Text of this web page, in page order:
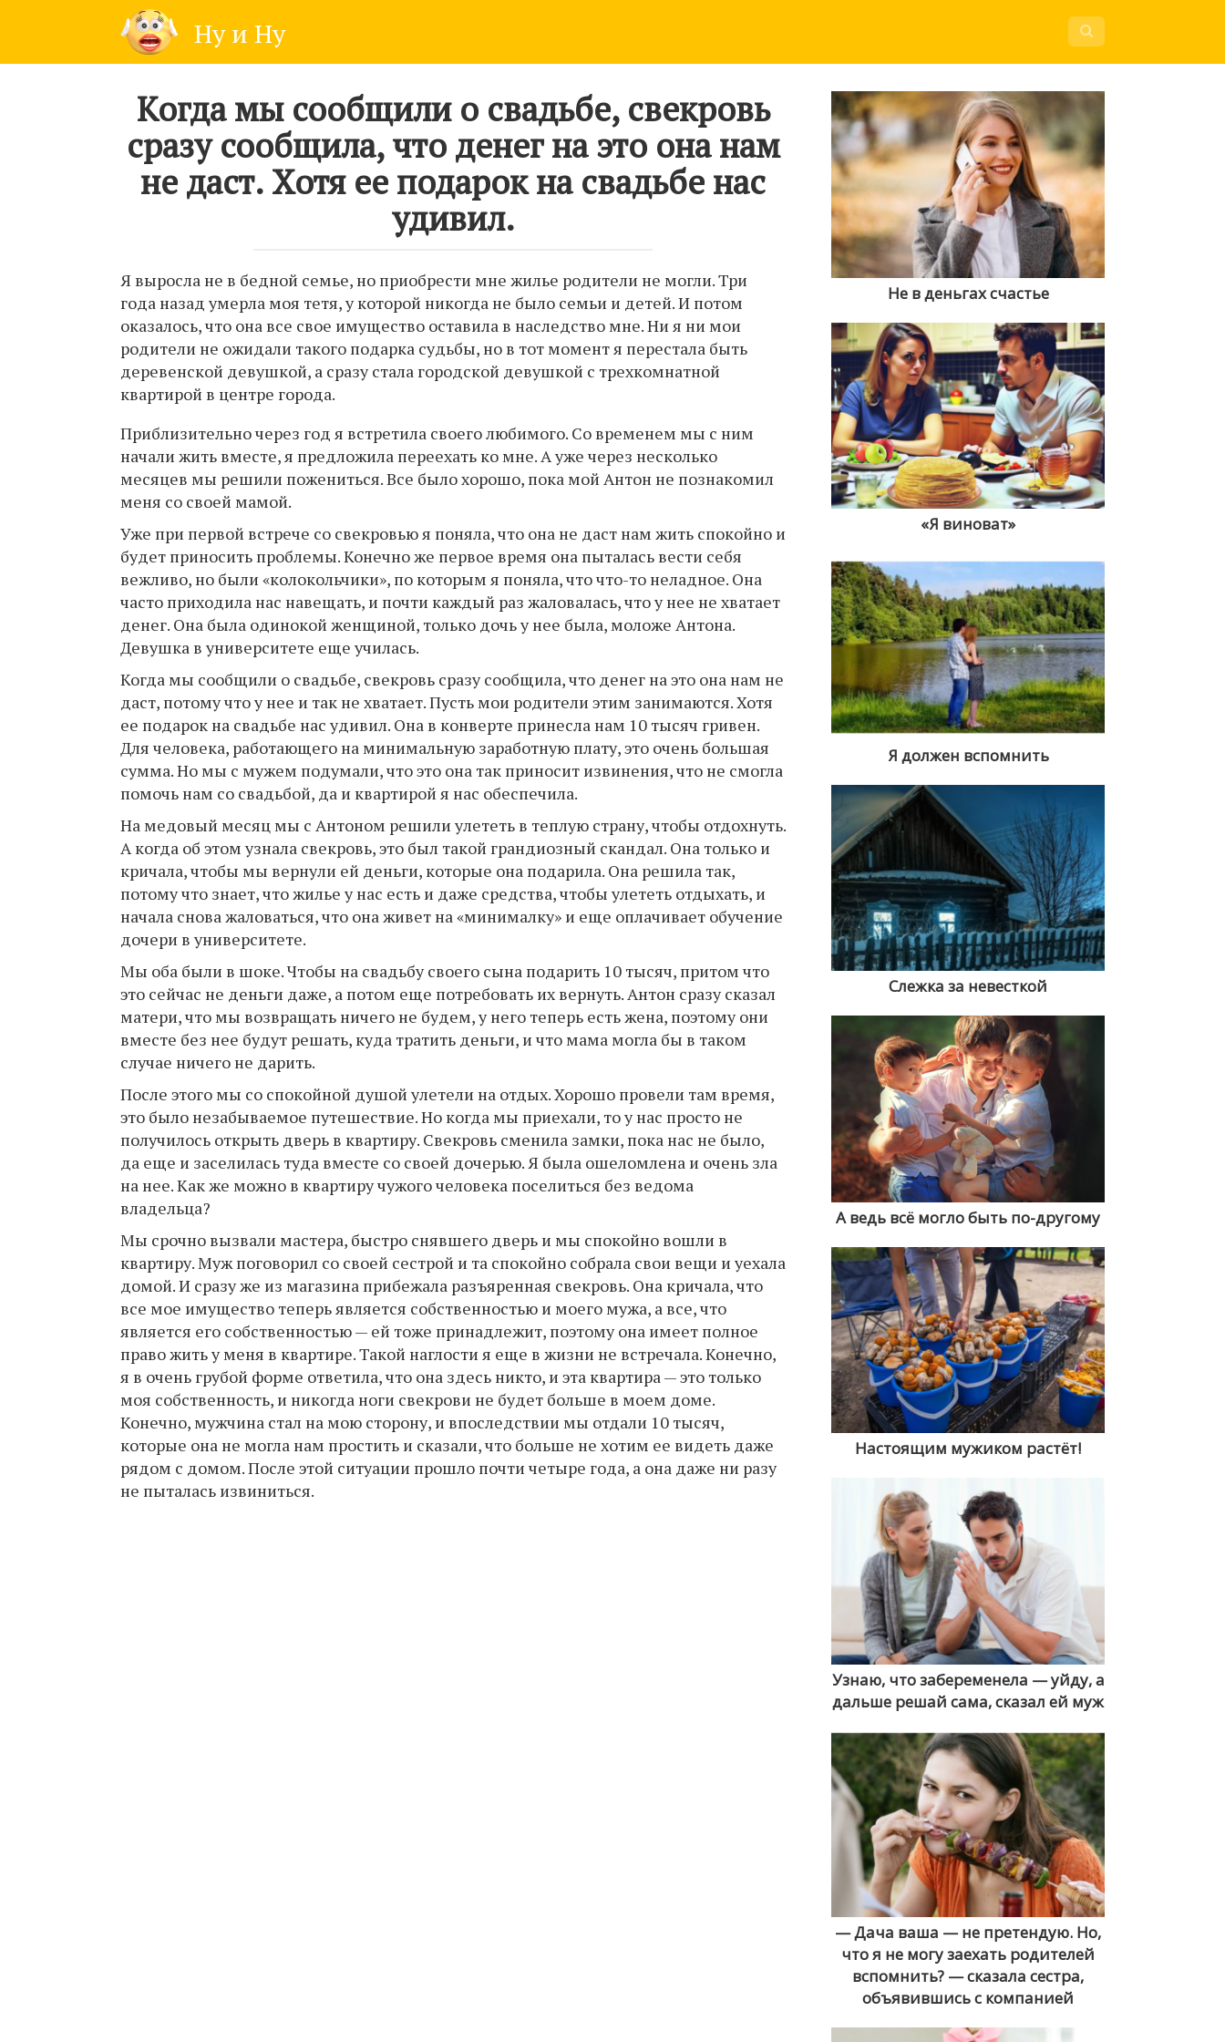
Ну и Ну
Когда мы сообщили о свадьбе, свекровь
сразу сообщила, что денег на это она нам
не даст. Хотя ее подарок на свадьбе нас
удивил.
Я выросла не в бедной семье, но приобрести мне жилье родители не могли. Три
года назад умерла моя тетя, у которой никогда не было семьи и детей. И потом
оказалось, что она все свое имущество оставила в наследство мне. Ни я ни мои
родители не ожидали такого подарка судьбы, но в тот момент я перестала быть
деревенской девушкой, а сразу стала городской девушкой с трехкомнатной
квартирой в центре города.
Приблизительно через год я встретила своего любимого. Со временем мы с ним
начали жить вместе, я предложила переехать ко мне. А уже через несколько
месяцев мы решили пожениться. Все было хорошо, пока мой Антон не познакомил
меня со своей мамой.
Уже при первой встрече со свекровью я поняла, что она не даст нам жить спокойно и
будет приносить проблемы. Конечно же первое время она пыталась вести себя
вежливо, но были «колокольчики», по которым я поняла, что что-то неладное. Она
часто приходила нас навещать, и почти каждый раз жаловалась, что у нее не хватает
денег. Она была одинокой женщиной, только дочь у нее была, моложе Антона.
Девушка в университете еще училась.
Когда мы сообщили о свадьбе, свекровь сразу сообщила, что денег на это она нам не
даст, потому что у нее и так не хватает. Пусть мои родители этим занимаются. Хотя
ее подарок на свадьбе нас удивил. Она в конверте принесла нам 10 тысяч гривен.
Для человека, работающего на минимальную заработную плату, это очень большая
сумма. Но мы с мужем подумали, что это она так приносит извинения, что не смогла
помочь нам со свадьбой, да и квартирой я нас обеспечила.
На медовый месяц мы с Антоном решили улететь в теплую страну, чтобы отдохнуть.
А когда об этом узнала свекровь, это был такой грандиозный скандал. Она только и
кричала, чтобы мы вернули ей деньги, которые она подарила. Она решила так,
потому что знает, что жилье у нас есть и даже средства, чтобы улететь отдыхать, и
начала снова жаловаться, что она живет на «минималку» и еще оплачивает обучение
дочери в университете.
Мы оба были в шоке. Чтобы на свадьбу своего сына подарить 10 тысяч, притом что
это сейчас не деньги даже, а потом еще потребовать их вернуть. Антон сразу сказал
матери, что мы возвращать ничего не будем, у него теперь есть жена, поэтому они
вместе без нее будут решать, куда тратить деньги, и что мама могла бы в таком
случае ничего не дарить.
После этого мы со спокойной душой улетели на отдых. Хорошо провели там время,
это было незабываемое путешествие. Но когда мы приехали, то у нас просто не
получилось открыть дверь в квартиру. Свекровь сменила замки, пока нас не было,
да еще и заселилась туда вместе со своей дочерью. Я была ошеломлена и очень зла
на нее. Как же можно в квартиру чужого человека поселиться без ведома
владельца?
Мы срочно вызвали мастера, быстро снявшего дверь и мы спокойно вошли в
квартиру. Муж поговорил со своей сестрой и та спокойно собрала свои вещи и уехала
домой. И сразу же из магазина прибежала разъяренная свекровь. Она кричала, что
все мое имущество теперь является собственностью и моего мужа, а все, что
является его собственностью — ей тоже принадлежит, поэтому она имеет полное
право жить у меня в квартире. Такой наглости я еще в жизни не встречала. Конечно,
я в очень грубой форме ответила, что она здесь никто, и эта квартира — это только
моя собственность, и никогда ноги свекрови не будет больше в моем доме.
Конечно, мужчина стал на мою сторону, и впоследствии мы отдали 10 тысяч,
которые она не могла нам простить и сказали, что больше не хотим ее видеть даже
рядом с домом. После этой ситуации прошло почти четыре года, а она даже ни разу
не пыталась извиниться.
Не в деньгах счастье
«Я виноват»
Я должен вспомнить
Слежка за невесткой
А ведь всё могло быть по-другому
Настоящим мужиком растёт!
Узнаю, что забеременела — уйду, а
дальше решай сама, сказал ей муж
— Дача ваша — не претендую. Но,
что я не могу заехать родителей
вспомнить? — сказала сестра,
объявившись с компанией